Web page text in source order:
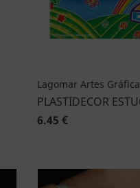
Lagomar Artes
PLASTIDECOR
6.45 €